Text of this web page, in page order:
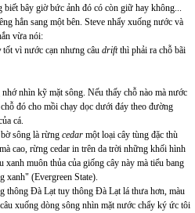
bây giờ bức ảnh đó có còn giữ hay không...
hẳn sang một bên. Steve nhẩy xuống nước và
vừa nói:
tốt vì nước cạn nhưng câu driftthì phải ra chỗ bãi
nhìn kỹ mặt sông. Nếu thấy chỗ nào mà nước
đó cho mồi chạy dọc dưới đáy theo đường
cá.
sông là rừng cedar một loại cây tùng đặc thù
cao, rừng cedar in trên da trời những khối hình
xanh muôn thủa của giống cây này mà tiểu bang
xanh" (Evergreen State).
thông Đà Lạt tuy thông Đà Lạt lá thưa hơn, màu
xuống dòng sông nhìn mặt nước chẩy ký ức tôi